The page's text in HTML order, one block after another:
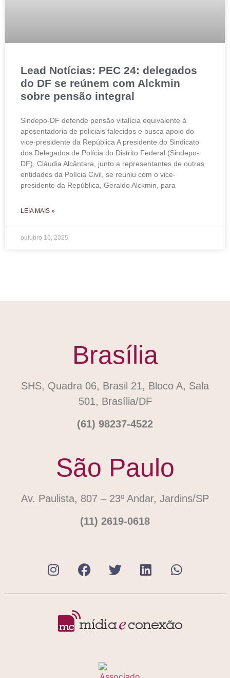
Lead Notícias: PEC 24: delegados
do DF se reúnem com Alckmin
sobre pensão integral
Sindepo-DF defende pensão vitalícia equivalente à
aposentadoria de policiais falecidos e busca apoio do
vice-presidente da República A presidente do Sindicato
dos Delegados de Polícia do Distrito Federal (Sindepo-
DF), Cláudia Alcântara, junto a representantes de outras
entidades da Polícia Civil, se reuniu com o vice-
presidente da República, Geraldo Alckmin, para
LEIA MAIS »
outubro 16, 2025
Brasília
SHS, Quadra 06, Brasil 21, Bloco A, Sala
501, Brasília/DF
(61) 98237-4522
São Paulo
Av. Paulista, 807 – 23º Andar, Jardins/SP
(11) 2619-0618